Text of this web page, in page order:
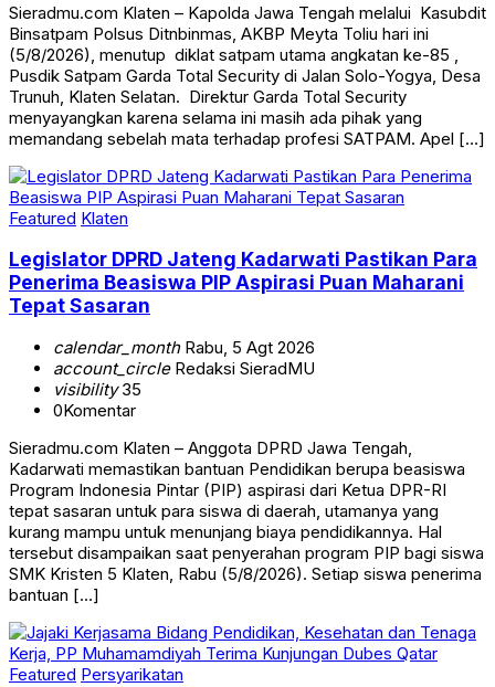
Sieradmu.com Klaten – Kapolda Jawa Tengah melalui Kasubdit
Binsatpam Polsus Ditnbinmas, AKBP Meyta Toliu hari ini
(5/8/2026), menutup diklat satpam utama angkatan ke-85 ,
Pusdik Satpam Garda Total Security di Jalan Solo-Yogya, Desa
Trunuh, Klaten Selatan. Direktur Garda Total Security
menyayangkan karena selama ini masih ada pihak yang
memandang sebelah mata terhadap profesi SATPAM. Apel […]
Featured Klaten
Legislator DPRD Jateng Kadarwati Pastikan Para
Penerima Beasiswa PIP Aspirasi Puan Maharani
Tepat Sasaran
calendar_monthRabu, 5 Agt 2026
account_circleRedaksi SieradMU
visibility35
0Komentar
Sieradmu.com Klaten – Anggota DPRD Jawa Tengah,
Kadarwati memastikan bantuan Pendidikan berupa beasiswa
Program Indonesia Pintar (PIP) aspirasi dari Ketua DPR-RI
tepat sasaran untuk para siswa di daerah, utamanya yang
kurang mampu untuk menunjang biaya pendidikannya. Hal
tersebut disampaikan saat penyerahan program PIP bagi siswa
SMK Kristen 5 Klaten, Rabu (5/8/2026). Setiap siswa penerima
bantuan […]
Featured Persyarikatan